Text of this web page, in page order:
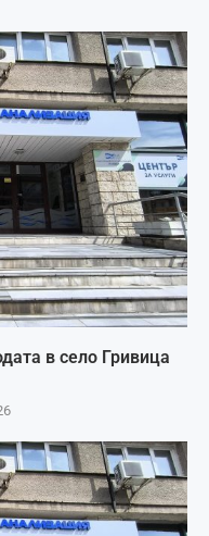
в село Гривица